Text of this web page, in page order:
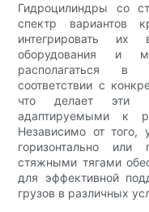
Гидроцилиндры со
спектр вариантов
интегрировать
оборудования и
располагаться в
соответствии с
что делает эти
адаптируемыми к
Независимо от того,
горизонтально
стяжными тягами
для эффективной
грузов в различных